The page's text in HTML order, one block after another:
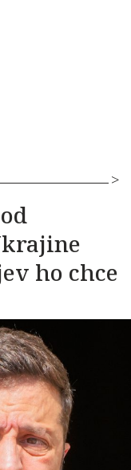
ho chce